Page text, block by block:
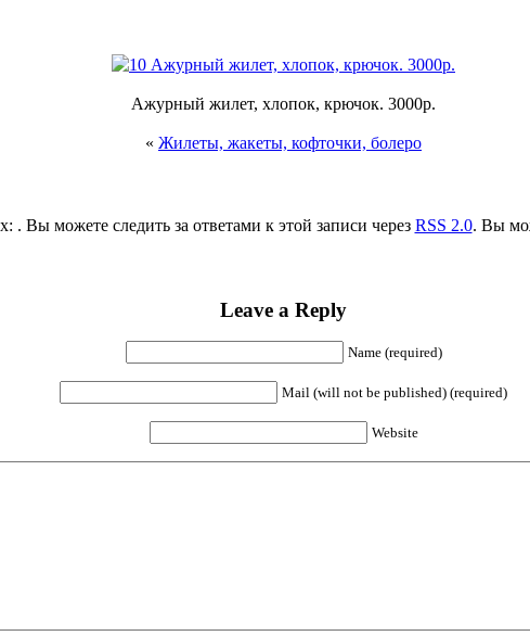
Ажурный жилет, хлопок, крючок. 3000р.
« Жилеты, жакеты, кофточки, болеро
Вы можете следить за ответами к этой записи через RSS 2.0. Вы
Leave a Reply
Name (required)
Mail (will not be published) (required)
Website